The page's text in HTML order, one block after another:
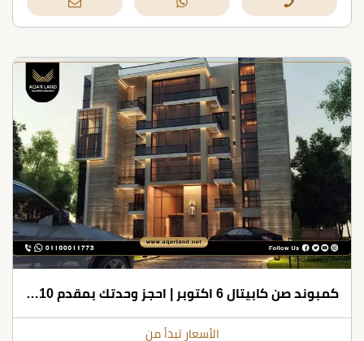
كمبوند صن كابيتال 6 اكتوبر | احجز وحدتك بمقدم 10% فقط
الأسعار تبدأ من